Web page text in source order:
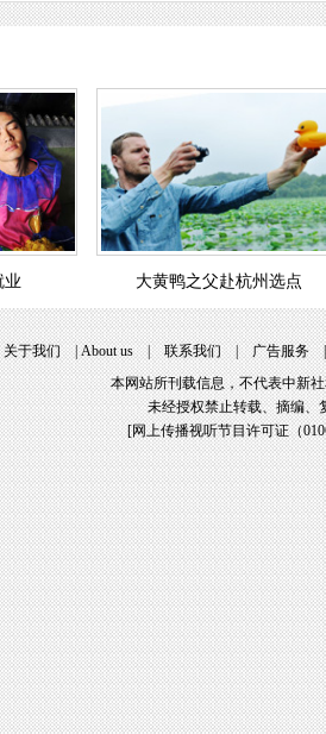
业 大黄鸭之父赴杭州选点
关于我们|About us|联系我们|广告服务
本网站所刊载信息，不代表中新
未经授权禁止转载、摘编、
[网上传播视听节目许可证（